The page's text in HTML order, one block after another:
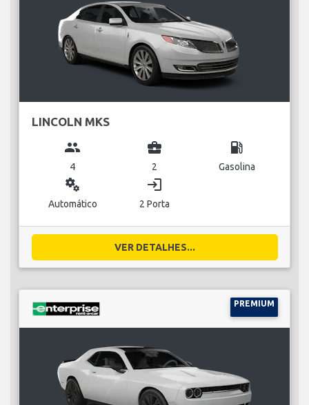
LINCOLN MKS
group
4
business_center
2
local_gas_station
Gasolina
miscellaneous_services
Automático
login
2 Porta
VER DETALHES...
PREMIUM